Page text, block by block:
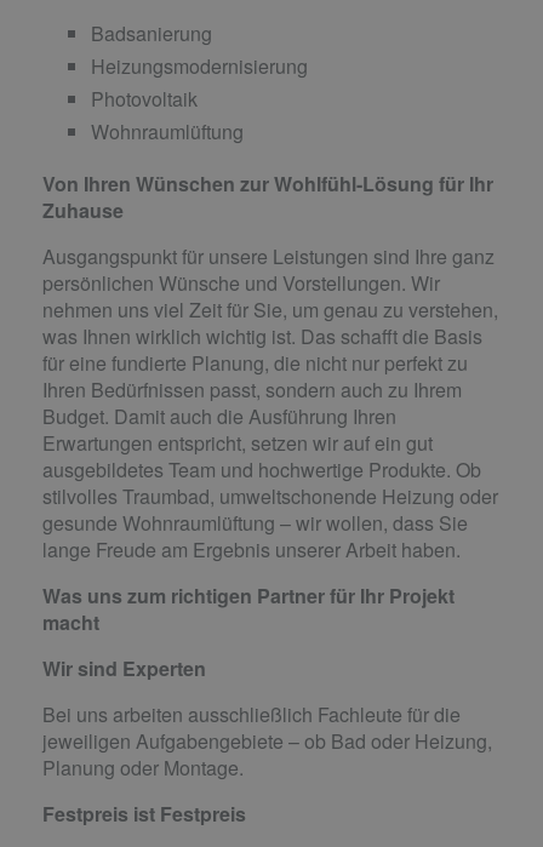
Badsanierung
Heizungsmodernisierung
Photovoltaik
Wohnraumlüftung
Von Ihren Wünschen zur Wohlfühl-Lösung für Ihr
Zuhause
Ausgangspunkt für unsere Leistungen sind Ihre ganz
persönlichen Wünsche und Vorstellungen. Wir
nehmen uns viel Zeit für Sie, um genau zu verstehen,
was Ihnen wirklich wichtig ist. Das schafft die Basis
für eine fundierte Planung, die nicht nur perfekt zu
Ihren Bedürfnissen passt, sondern auch zu Ihrem
Budget. Damit auch die Ausführung Ihren
Erwartungen entspricht, setzen wir auf ein gut
ausgebildetes Team und hochwertige Produkte. Ob
stilvolles Traumbad, umweltschonende Heizung oder
gesunde Wohnraumlüftung – wir wollen, dass Sie
lange Freude am Ergebnis unserer Arbeit haben.
Was uns zum richtigen Partner für Ihr Projekt
macht
Wir sind Experten
Bei uns arbeiten ausschließlich Fachleute für die
jeweiligen Aufgabengebiete – ob Bad oder Heizung,
Planung oder Montage.
Festpreis ist Festpreis